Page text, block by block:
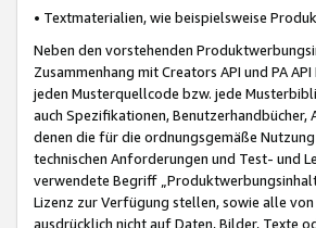
• Textmaterialien, wie beispielsweise
Neben den vorstehenden
Zusammenhang mit Creators API und PA
jeden Musterquellcode bzw. jede
auch Spezifikationen,
denen die für die ordnungsgemäße
technischen Anforderungen und Test- und
verwendete Begriff
Lizenz zur Verfügung stellen, sowie alle
ausdrücklich nicht auf Daten, Bilder, Texte